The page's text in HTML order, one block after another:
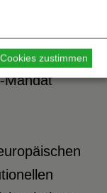
Mandat
zustimmen